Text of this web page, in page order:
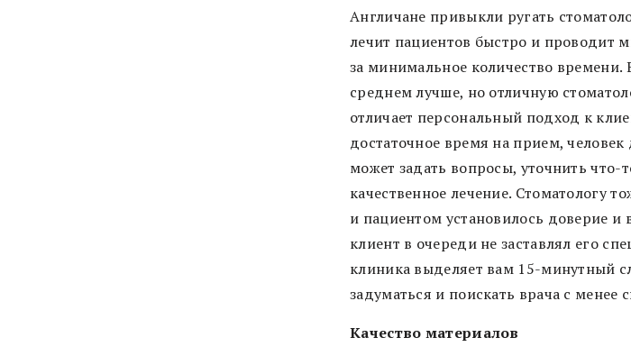
Англичане привыкли ругать
лечит пациентов быстро и проводит
за минимальное количество времени.
среднем лучше, но отличную
отличает персональный подход к
достаточное время на прием, человек
может задать вопросы, уточнить что-
качественное лечение. Стоматологу
и пациентом установилось доверие
клиент в очереди не заставлял его
клиника выделяет вам 15-минутный
задуматься и поискать врача с
Качество материалов